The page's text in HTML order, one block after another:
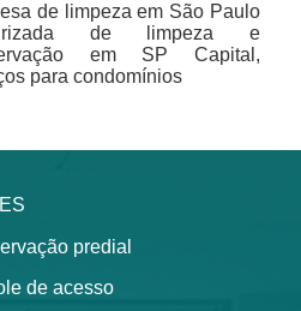
de limpeza em São Paulo
de limpeza e
em SP Capital,
para condomínios
predial
de acesso